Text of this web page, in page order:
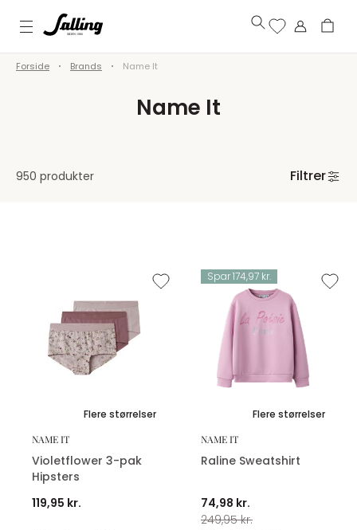
Forside Brands Name It
Name It
950 produkter Filtrer
Flere størrelser
NAME IT
Violetflower 3-pak
Hipsters
119,95 kr.
Spar 174,97 kr.
Flere størrelser
NAME IT
Raline Sweatshirt
74,98 kr.
249,95 kr.